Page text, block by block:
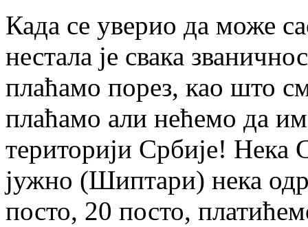
Када се уверио да може
нестала је свака
плаћамо порез, као што
плаћамо али нећемо да
територији Србије! Нека
јужно (Шиптари) нека
посто, 20 посто,